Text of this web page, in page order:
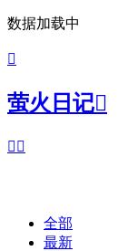
数据加载中

萤火日记
 
全部
最新